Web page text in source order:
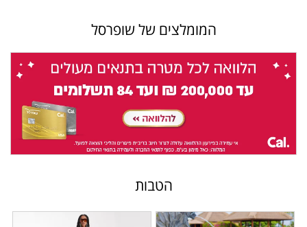
המומלצים של שופרסל
הטבות